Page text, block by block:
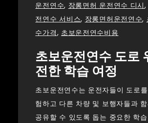
운전연수, 장롱면허 운전연수 디시,
전연수 서비스, 장롱면허운전연수,
수가격, 초보운전연수비용
초보운전연수 도로
전한 학습 여정
초보운전연수는 운전자들이 도로
험하고 다른 차량 및 보행자들과
공유할 수 있도록 돕는 중요한 학